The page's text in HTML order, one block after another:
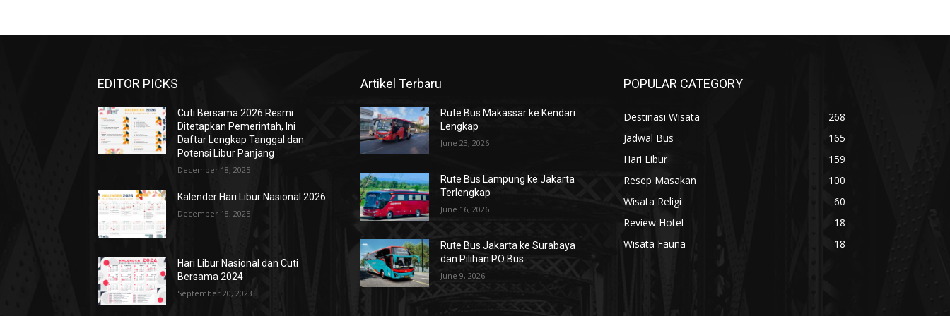
EDITOR PICKS
Cuti Bersama 2026 Resmi
Ditetapkan Pemerintah, Ini
Daftar Lengkap Tanggal dan
Potensi Libur Panjang
December 18, 2025
Kalender Hari Libur Nasional 2026
December 18, 2025
Hari Libur Nasional dan Cuti
Bersama 2024
September 20, 2023
Artikel Terbaru
Rute Bus Makassar ke Kendari
Lengkap
June 23, 2026
Rute Bus Lampung ke Jakarta
Terlengkap
June 16, 2026
Rute Bus Jakarta ke Surabaya
dan Pilihan PO Bus
June 9, 2026
POPULAR CATEGORY
Destinasi Wisata
268
Jadwal Bus
165
Hari Libur
159
Resep Masakan
100
Wisata Religi
60
Review Hotel
18
Wisata Fauna
18